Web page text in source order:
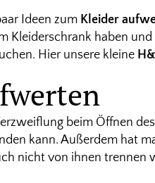
Ideen zum Kleider
Kleiderschrank haben
Hier unsere kleine
beim Öffnen
kann. Außerdem hat
nicht von ihnen trennen